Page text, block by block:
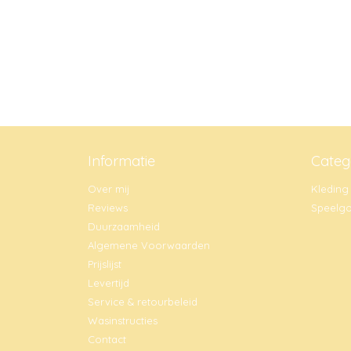
Informatie
Over mij
Reviews
Duurzaamheid
Algemene Voorwaarden
Prijslijst
Levertijd
Service & retourbeleid
Wasinstructies
Contact
Kleding